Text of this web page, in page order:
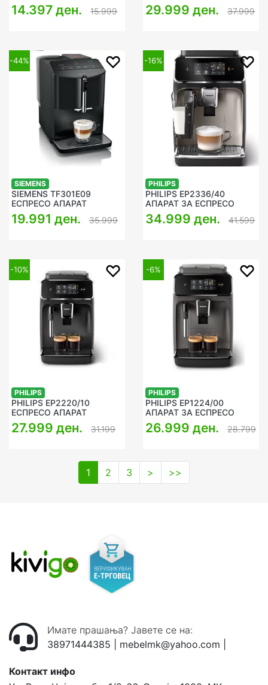
14.397 ден. 15.999 29.999 ден. 37.999
-44%
SIEMENS
SIEMENS TF301E09
ЕСПРЕСО АПАРАТ
19.991 ден. 35.999
-16%
PHILIPS
PHILIPS EP2336/40
АПАРАТ ЗА ЕСПРЕСО
34.999 ден. 41.599
-10%
PHILIPS
PHILIPS EP2220/10
ЕСПРЕСО АПАРАТ
27.999 ден. 31.199
-6%
PHILIPS
PHILIPS EP1224/00
АПАРАТ ЗА ЕСПРЕСО
26.999 ден. 28.799
1 2 3 > >>
Имате прашања? Јавете се на:
38971444385
mebelmk@yahoo.com
Контакт инфо